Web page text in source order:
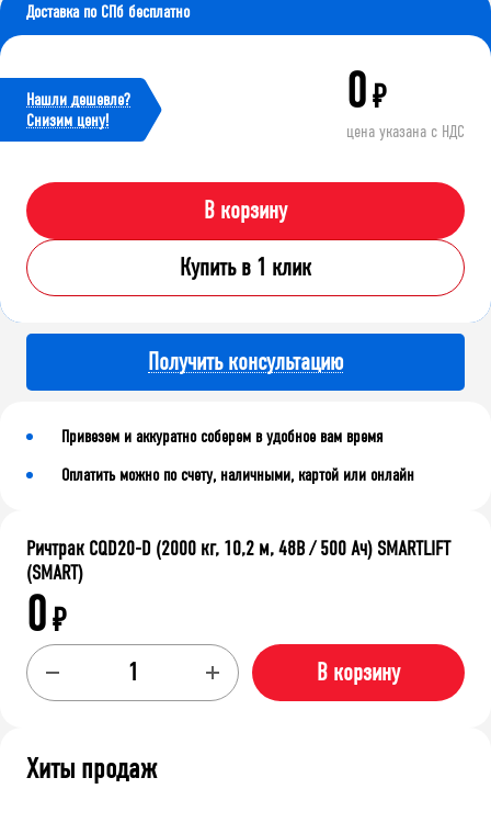
Доставка по СПб бесплатно
Нашли дешевле?
Cнизим цену!
0₽
цена указана с НДС
В корзину
Купить в 1 клик
Получить консультацию
Привезем и аккуратно соберем в удобное вам время
Оплатить можно по счету, наличными, картой или онлайн
Ричтрак CQD20-D (2000 кг, 10,2 м, 48В / 500 Ач) SMARTLIFT
(SMART)
0₽
В корзину
Хиты продаж